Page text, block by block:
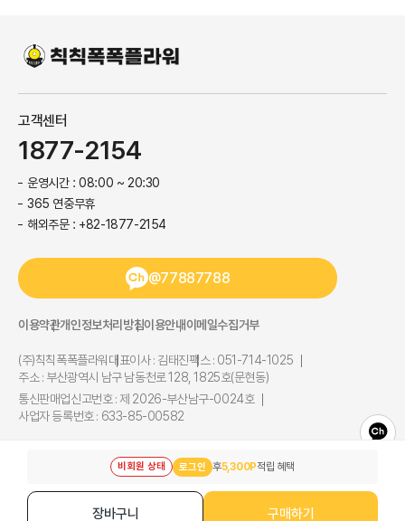
비회원 상태 로그인 후5,300P적립 혜택
장바구니 구매하기
이용약관개인정보처리방침이용안내이메일수집거부
(주)칙칙폭폭플라워 대표이사 : 김태진팩스 : 051-714-1025
주소 : 부산광역시 남구 남동천로 128, 1825호(문현동)
통신판매업신고번호 : 제 2026-부산남구-0024호
사업자 등록번호 : 633-85-00582
고객센터
1877-2154
운영시간 : 08:00 ~ 20:30
365 연중무휴
해외주문 : +82-1877-2154
@77887788